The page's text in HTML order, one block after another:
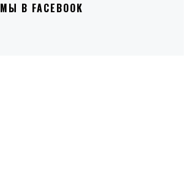
МЫ В FACEBOOK